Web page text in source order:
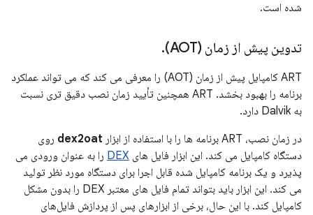
شده است.
تدوین پیش از زمان (AOT) .
ART کامپایل پیش از زمان (AOT) را معرفی می کند که می تواند عملکرد
برنامه را بهبود بخشد. ART همچنین تأیید زمان نصب دقیق تری نسبت
به Dalvik دارد.
در زمان نصب، ART برنامه ها را با استفاده از ابزار
dex2oat روی
دستگاه کامپایل می کند. این ابزار فایل های DEX را به عنوان ورودی می
پذیرد و یک برنامه کامپایل شده قابل اجرا برای دستگاه مورد نظر تولید
می کند. این ابزار باید بتواند تمام فایل های معتبر DEX را بدون مشکل
کامپایل کند. با این حال، برخی از ابزارهای پس از پردازش فایل‌های